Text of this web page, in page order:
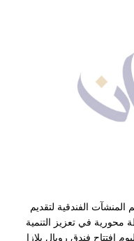
الفندقية لتقديم
محورية في تعزيز التنمية
افتتاح فندق رويال بلازا